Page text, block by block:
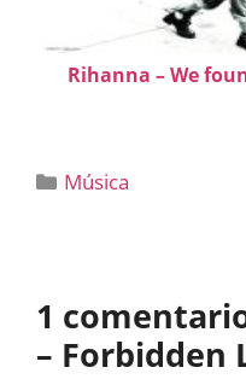
Rihanna – We
Categorías
Música
1
– Forbidden